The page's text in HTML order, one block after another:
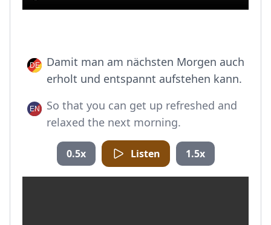
Damit man am nächsten Morgen auch
erholt und entspannt aufstehen kann.
So that you can get up refreshed and
relaxed the next morning.
0.5x Listen 1.5x